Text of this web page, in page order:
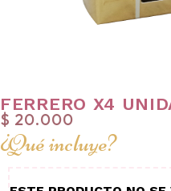
FERRERO X4
$ 20.000
¿Qué incluye?